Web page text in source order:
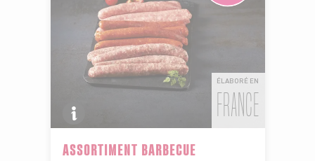
ÉLABORÉ EN
FRANCE
ASSORTIMENT BARBECUE